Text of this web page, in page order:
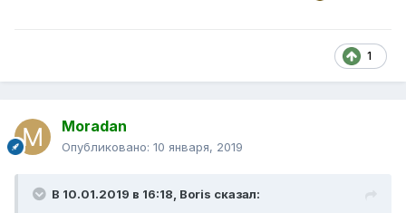
1
Moradan
Опубликовано: 10 января, 2019
В 10.01.2019 в 16:18, Boris сказал: